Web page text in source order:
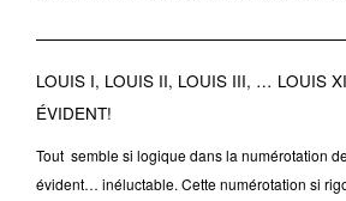
LOUIS I, LOUIS II, LOUIS III, … LOUIS
ÉVIDENT!
Tout semble si logique dans la numérotation
évident… inéluctable. Cette numérotation si